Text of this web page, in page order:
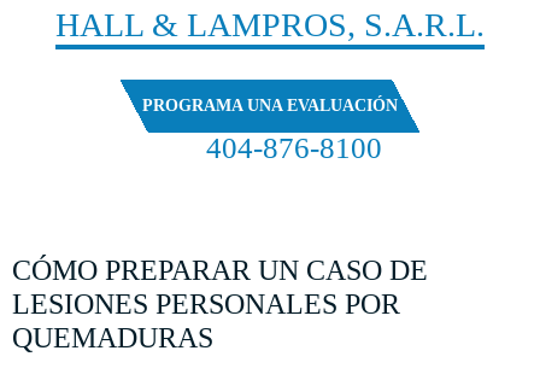
HALL & LAMPROS, S.A.R.L.
PROGRAMA UNA EVALUACIÓN
404-876-8100
CÓMO PREPARAR UN CASO DE
LESIONES PERSONALES POR
QUEMADURAS